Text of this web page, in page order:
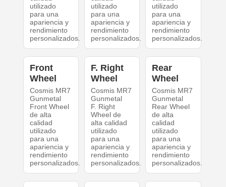
utilizado
para una
apariencia y
rendimiento
personalizados.
utilizado
para una
apariencia y
rendimiento
personalizados.
utilizado
para una
apariencia y
rendimiento
personalizados.
Front
Wheel
Cosmis MR7
Gunmetal
Front Wheel
de alta
calidad
utilizado
para una
apariencia y
rendimiento
personalizados.
F. Right
Wheel
Cosmis MR7
Gunmetal
F. Right
Wheel de
alta calidad
utilizado
para una
apariencia y
rendimiento
personalizados.
Rear
Wheel
Cosmis MR7
Gunmetal
Rear Wheel
de alta
calidad
utilizado
para una
apariencia y
rendimiento
personalizados.